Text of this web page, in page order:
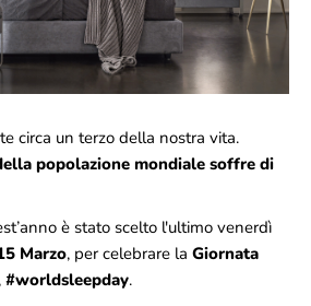
circa un terzo della nostra vita.
popolazione mondiale soffre di
è stato scelto l'ultimo venerdì
Marzo, per celebrare la Giornata
, #worldsleepday.